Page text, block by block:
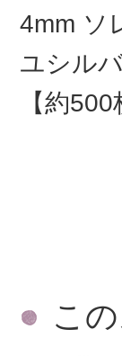
4mm ソ
ユシル
【約500
こ